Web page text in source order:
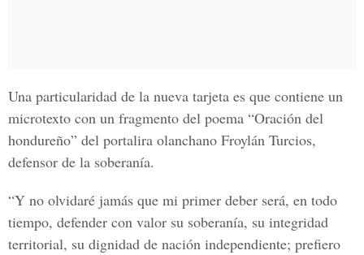
Una particularidad de la nueva tarjeta es que contiene un
microtexto con un fragmento del poema “Oración del
hondureño” del portalira olanchano Froylán Turcios,
defensor de la soberanía.
“Y no olvidaré jamás que mi primer deber será, en todo
tiempo, defender con valor su soberanía, su integridad
territorial, su dignidad de nación independiente; prefiero